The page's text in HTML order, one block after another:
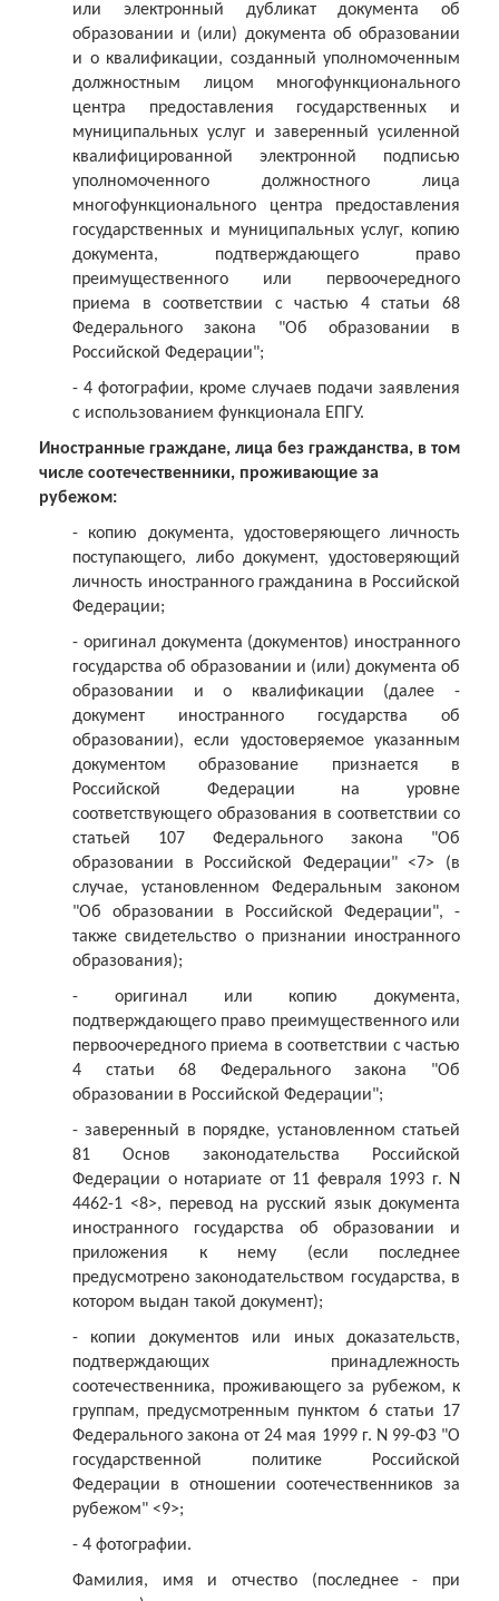
или электронный дубликат документа об
образовании и (или) документа об образовании
и о квалификации, созданный уполномоченным
должностным лицом многофункционального
центра предоставления государственных и
муниципальных услуг и заверенный усиленной
квалифицированной электронной подписью
уполномоченного должностного лица
многофункционального центра предоставления
государственных и муниципальных услуг, копию
документа, подтверждающего право
преимущественного или первоочередного
приема в соответствии с частью 4 статьи 68
Федерального закона "Об образовании в
Российской Федерации";
- 4 фотографии, кроме случаев подачи заявления
с использованием функционала ЕПГУ.
Иностранные граждане, лица без гражданства, в том
числе соотечественники, проживающие за
рубежом:
- копию документа, удостоверяющего личность
поступающего, либо документ, удостоверяющий
личность иностранного гражданина в Российской
Федерации;
- оригинал документа (документов) иностранного
государства об образовании и (или) документа об
образовании и о квалификации (далее -
документ иностранного государства об
образовании), если удостоверяемое указанным
документом образование признается в
Российской Федерации на уровне
соответствующего образования в соответствии со
статьей 107 Федерального закона "Об
образовании в Российской Федерации" <7> (в
случае, установленном Федеральным законом
"Об образовании в Российской Федерации", -
также свидетельство о признании иностранного
образования);
- оригинал или копию документа,
подтверждающего право преимущественного или
первоочередного приема в соответствии с частью
4 статьи 68 Федерального закона "Об
образовании в Российской Федерации";
- заверенный в порядке, установленном статьей
81 Основ законодательства Российской
Федерации о нотариате от 11 февраля 1993 г. N
4462-1 <8>, перевод на русский язык документа
иностранного государства об образовании и
приложения к нему (если последнее
предусмотрено законодательством государства, в
котором выдан такой документ);
- копии документов или иных доказательств,
подтверждающих принадлежность
соотечественника, проживающего за рубежом, к
группам, предусмотренным пунктом 6 статьи 17
Федерального закона от 24 мая 1999 г. N 99-ФЗ "О
государственной политике Российской
Федерации в отношении соотечественников за
рубежом" <9>;
- 4 фотографии.
Фамилия, имя и отчество (последнее - при